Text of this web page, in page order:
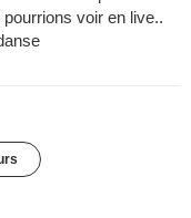
voir en live..